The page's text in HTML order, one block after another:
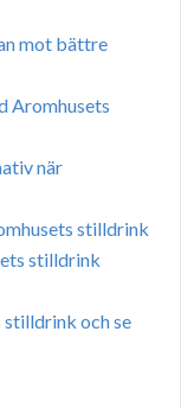
mot bättre
Aromhusets
när
stilldrink
stilldrink
stilldrink och se